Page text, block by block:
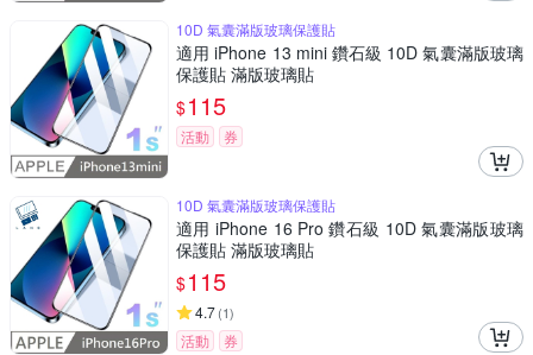
10D 氣囊滿版玻璃保護貼
適用 iPhone 13 mini 鑽石級 10D 氣囊滿版玻璃
保護貼 滿版玻璃貼
$115
活動 券
10D 氣囊滿版玻璃保護貼
適用 iPhone 16 Pro 鑽石級 10D 氣囊滿版玻璃
保護貼 滿版玻璃貼
$115
4.7(1)
活動
券